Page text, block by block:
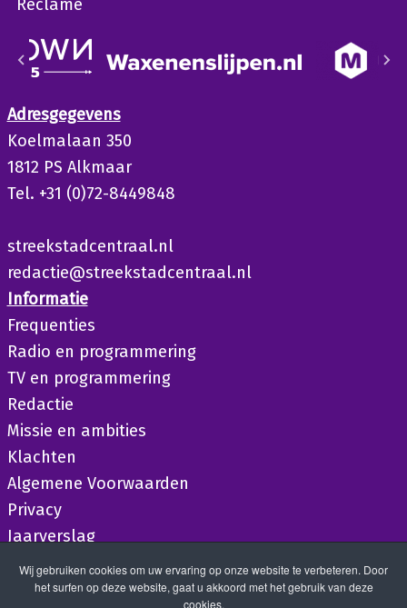
Reclame
Adresgegevens
Koelmalaan 350
1812 PS Alkmaar
Tel. +31 (0)72-8449848
streekstadcentraal.nl
redactie@streekstadcentraal.nl
Informatie
Frequenties
Radio en programmering
TV en programmering
Redactie
Missie en ambities
Klachten
Algemene Voorwaarden
Privacy
Jaarverslag
Wij gebruiken cookies om uw ervaring op onze website te verbeteren. Door
het surfen op deze website, gaat u akkoord met het gebruik van deze
cookies.